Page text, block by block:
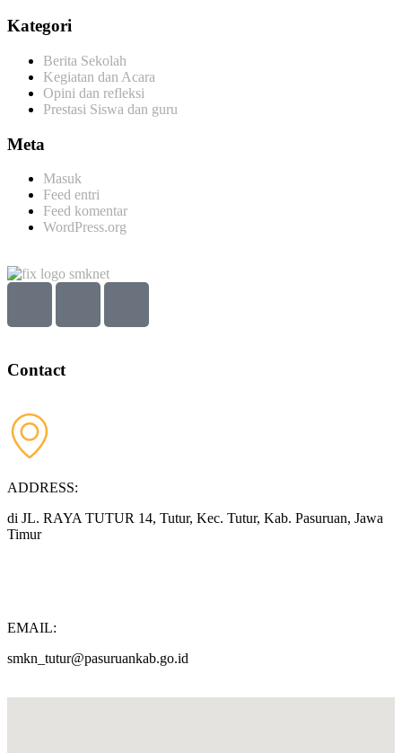
Kategori
Berita Sekolah
Kegiatan dan Acara
Opini dan refleksi
Prestasi Siswa dan guru
Meta
Masuk
Feed entri
Feed komentar
WordPress.org
Contact
ADDRESS:
di JL. RAYA TUTUR 14, Tutur, Kec. Tutur, Kab. Pasuruan, Jawa
Timur
EMAIL:
smkn_tutur@pasuruankab.go.id